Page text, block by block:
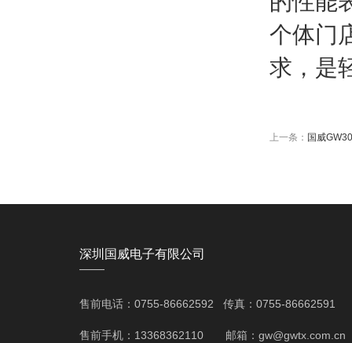
个体门
求，是
上一条： 国威
深圳国威电子有限公司
——
售前电话：0755-86662592 传真：0755-86662591
售前手机：13368362110 邮箱：gw@gwtx.com.cn